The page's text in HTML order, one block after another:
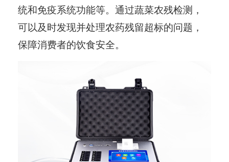
统和免疫系统功能等。通过蔬菜农残检测，
可以及时发现并处理农药残留超标的问题，
保障消费者的饮食安全。